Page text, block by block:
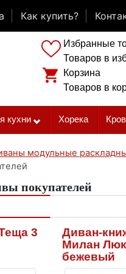
Как купить?
Избранные
Товаров в
Корзина
Товаров в
кухни Хорека
модульные
покупателей
3
Диван-
Милан
бежевый